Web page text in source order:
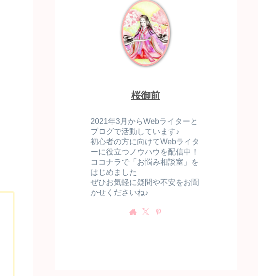
桜御前
2021年3月からWebライターと
ブログで活動しています♪
初心者の方に向けてWebライタ
ーに役立つノウハウを配信中！
ココナラで「お悩み相談室」を
はじめました
ぜひお気軽に疑問や不安をお聞
かせくださいね♪